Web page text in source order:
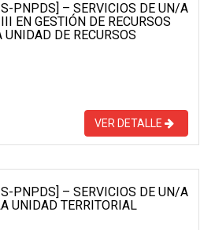
PNPDS] – SERVICIOS DE UN/A
EN GESTIÓN DE RECURSOS
DE RECURSOS
VER DETALLE
PNPDS] – SERVICIOS DE UN/A
UNIDAD TERRITORIAL